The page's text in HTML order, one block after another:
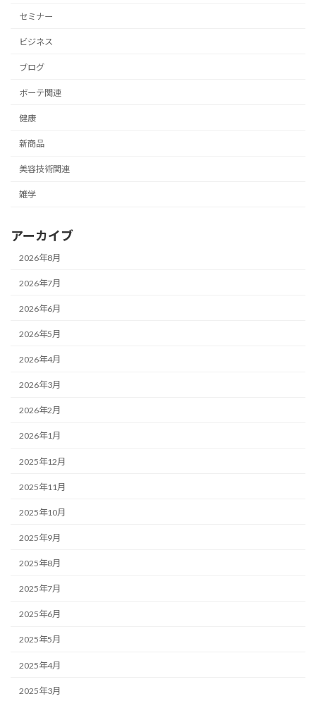
セミナー
ビジネス
ブログ
ボーテ関連
健康
新商品
美容技術関連
雑学
アーカイブ
2026年8月
2026年7月
2026年6月
2026年5月
2026年4月
2026年3月
2026年2月
2026年1月
2025年12月
2025年11月
2025年10月
2025年9月
2025年8月
2025年7月
2025年6月
2025年5月
2025年4月
2025年3月